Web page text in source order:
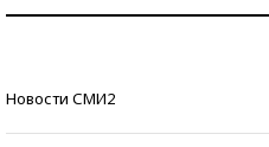
Новости СМИ2